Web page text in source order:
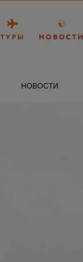
ТУРЫ НОВОСТИ
НОВОСТИ